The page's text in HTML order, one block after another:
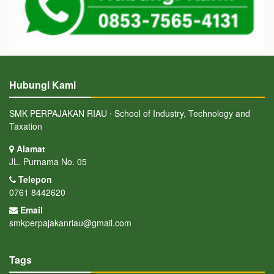
Hubungi Kami
SMK PERPAJAKAN RIAU ⋅ School of Industry, Technology and
Taxation
Alamat
JL. Purnama No. 05
Telepon
0761 8442620
Email
smkperpajakanriau@gmail.com
Tags